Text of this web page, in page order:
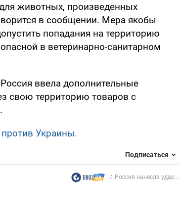
животных, произведенных
в сообщении. Мера якобы
попадания на территорию
в ветеринарно-санитарном
ввела дополнительные
свою территорию товаров с
Украины.
Подписаться
Россия нанесла удар...